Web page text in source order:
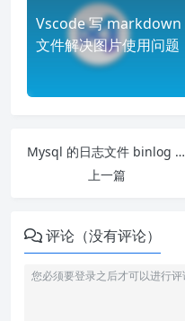
Vscode 写 markdown
文件解决图片使用问题
Mysql 的日志文件 binlog 与数据恢复
上一篇
评论（没有评论）